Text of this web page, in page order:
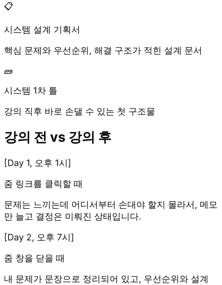
📋
시스템 설계 기획서
핵심 문제와 우선순위, 해결 구조가 적힌 설계 문서
🧱
시스템 1차 틀
강의 직후 바로 손댈 수 있는 첫 구조물
강의 전 vs 강의 후
[Day 1, 오후 1시]
줌 링크를 클릭할 때
문제는 느끼는데 어디서부터 손대야 할지 몰라서, 메모
만 늘고 결정은 미뤄진 상태입니다.
[Day 2, 오후 7시]
줌 창을 닫을 때
내 문제가 문장으로 정리되어 있고, 우선순위와 설계